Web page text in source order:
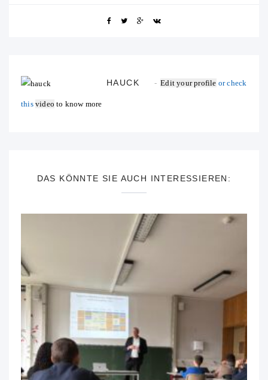
HAUCK Edit your profile or check
this video to know more
DAS KÖNNTE SIE AUCH INTERESSIEREN: